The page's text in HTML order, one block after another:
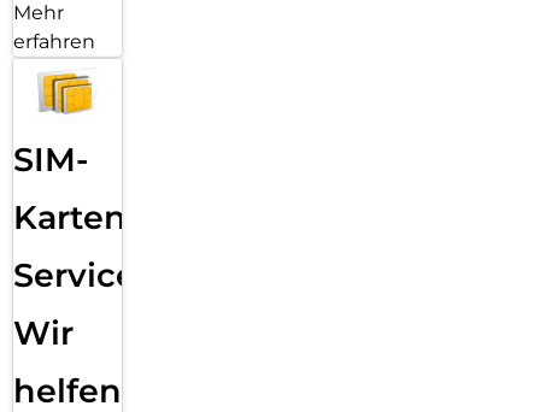
Mehr
erfahren
SIM-
Karten
Service:
Wir
helfen